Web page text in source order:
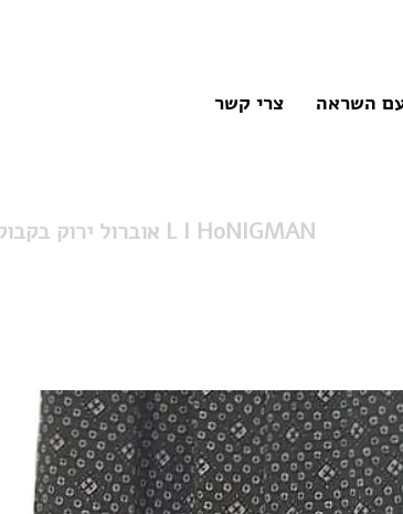
השראה צרי קשר
אוברול ירוק בקבוק עם הדפס L I HoNIGMAN